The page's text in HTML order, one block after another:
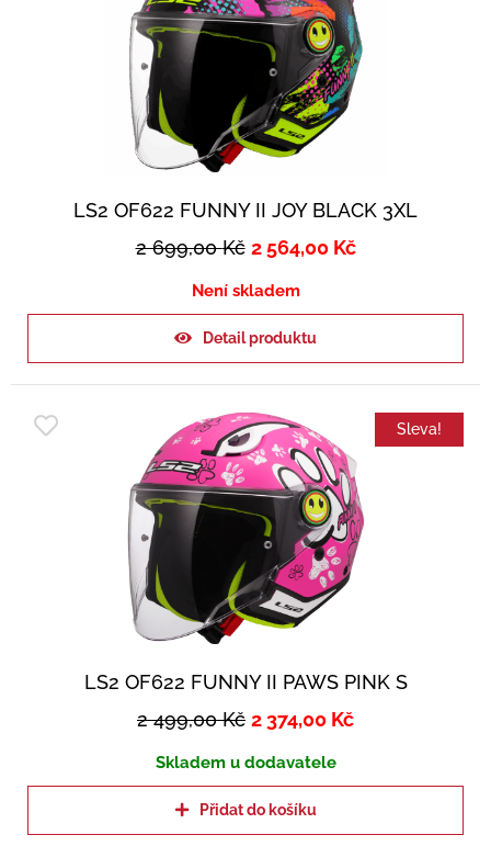
LS2 OF622 FUNNY II JOY BLACK 3XL
2 699,00Kč 2 564,00 Kč
Není skladem
Detail produktu
Sleva!
LS2 OF622 FUNNY II PAWS PINK S
2 499,00Kč 2 374,00 Kč
Skladem u dodavatele
Přidat do košíku